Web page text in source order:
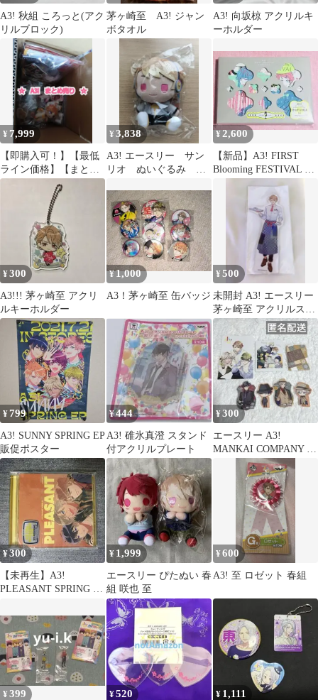
A3! 秋組 ころっと(アク
リルブロック)
茅ヶ崎至 A3! ジャン
ボタオル
A3! 向坂椋 アクリルキ
ーホルダー
¥ 7,999
【即購入可！】【最低
ライン価格】【まとめ
売り】A3! エースリー
¥3,838
A3! エースリー サン
リオ ぬいぐるみ 茅
¥2,600
【新品】A3! FIRST
Blooming FESTIVAL エ
¥300
A3!!! 茅ヶ崎至 アクリ
ルキーホルダー
¥ 1,000
A3！茅ヶ崎至 缶バッジ
¥500
未開封 A3! エースリー
茅ヶ崎至 アクリルスタ
ンド アクスタ
¥799
A3! SUNNY SPRING EP
販促ポスター
¥444
A3! 碓氷真澄 スタンド
付アクリルプレート
¥300
エースリー A3!
MANKAI COMPANY グ
ッズセット
¥300
【未再生】A3!
PLEASANT SPRING EP
¥ 1,999
エースリー ぴたぬい 春
組 咲也 至
¥600
A3! 至 ロゼット 春組
¥399 ¥520 ¥ 1,111